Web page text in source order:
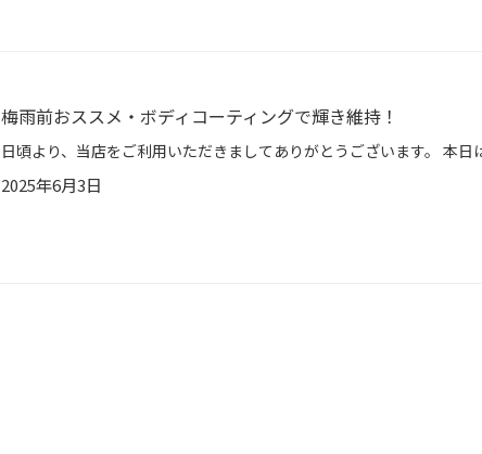
梅雨前おススメ・ボディコーティングで輝き維持！
2025年6月3日